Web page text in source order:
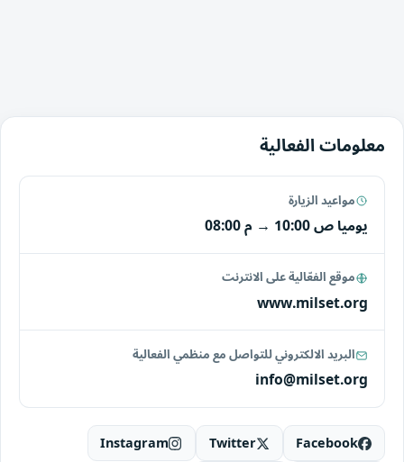
معلومات الفعالية
مواعيد الزيارة
يوميا10:00 ص → 08:00 م
موقع الفعّالية على الانترنت
www.milset.org
البريد الالكتروني للتواصل مع منظمي الفعالية
info@milset.org
Facebook
Twitter
Instagram